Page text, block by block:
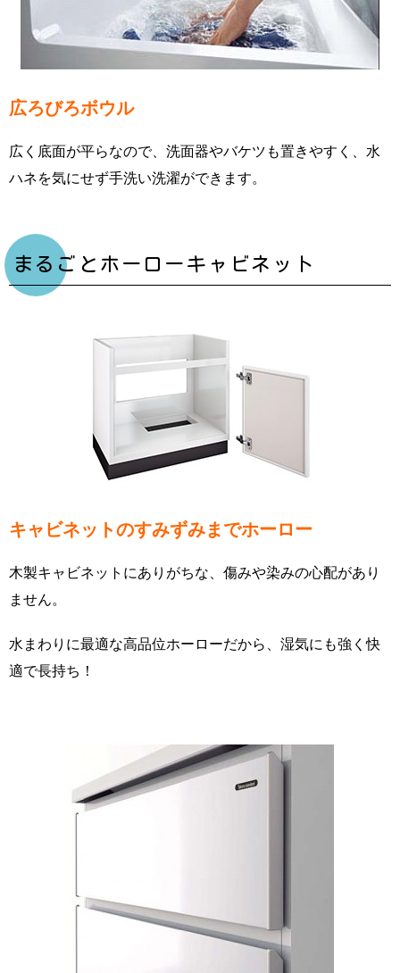
広ろびろボウル
広く底面が平らなので、洗面器やバケツも置きやすく、水
ハネを気にせず手洗い洗濯ができます。
まるごとホーローキャビネット
キャビネットのすみずみまでホーロー
木製キャビネットにありがちな、傷みや染みの心配があり
ません。
水まわりに最適な高品位ホーローだから、湿気にも強く快
適で長持ち！